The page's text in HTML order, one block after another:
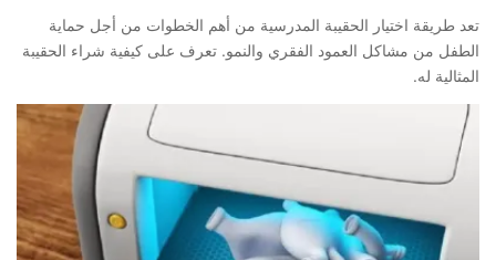
تعد طريقة اختيار الحقيبة المدرسية من أهم الخطوات من أجل حماية
الطفل من مشاكل العمود الفقري والنمو. تعرف على كيفية شراء الحقيبة
المثالية له.